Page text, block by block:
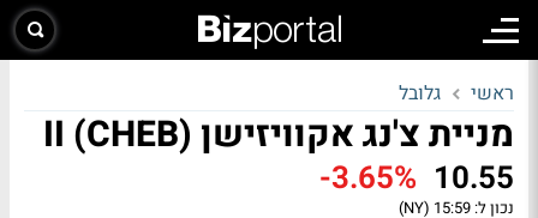
ראשי גלובל
מניית צ'נג אקוויזישן II (CHEB)
10.55
-3.65%
נכון ל: 15:59 (NY)